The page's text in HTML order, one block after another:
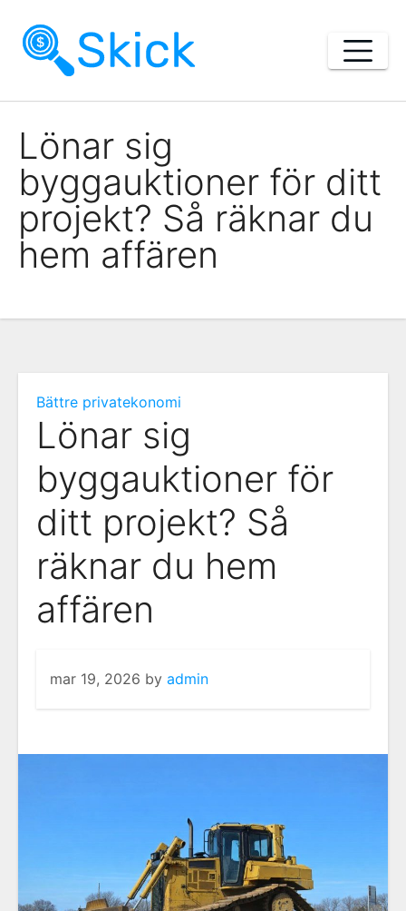
content
Lönar sig
byggauktioner för ditt
projekt? Så räknar du
hem affären
Bättre privatekonomi
Lönar sig
byggauktioner för
ditt projekt? Så
räknar du hem
affären
mar 19, 2026 by admin